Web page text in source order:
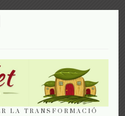
LA TRANSFORMACIÓ